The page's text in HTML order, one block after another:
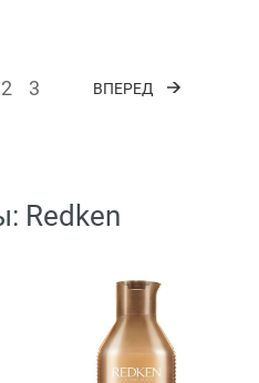
2 3 ВПЕРЕД
Redken